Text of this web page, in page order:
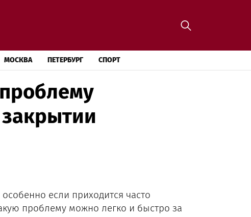
МОСКВА ПЕТЕРБУРГ СПОРТ
если приходится часто
проблему можно легко и быстро за